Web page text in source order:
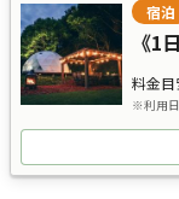
宿泊
《1
料金目
※利用日